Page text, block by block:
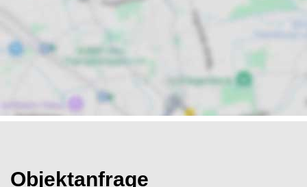
Objektanfrage